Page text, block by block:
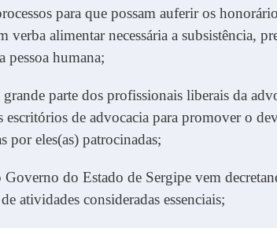
para que possam auferir os
verba alimentar necessária a subsistência,
pessoa humana;
parte dos profissionais liberais da
escritórios de advocacia para promover o
por eles(as) patrocinadas;
do Estado de Sergipe vem
atividades consideradas essenciais;